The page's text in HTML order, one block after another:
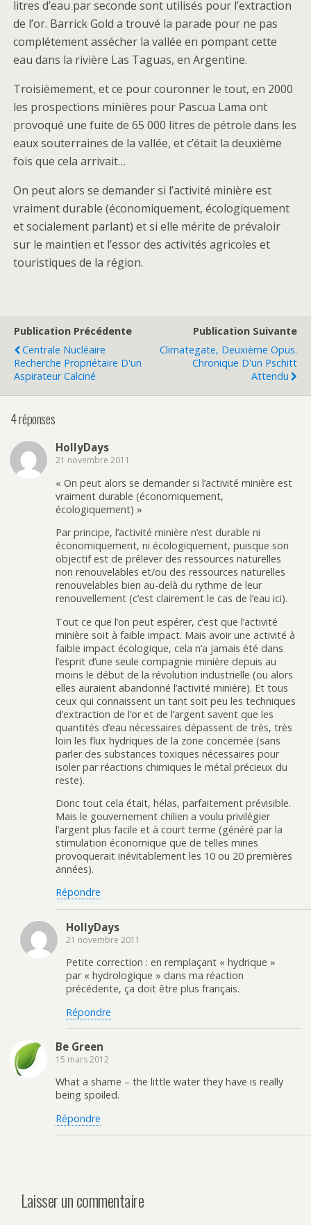
litres d’eau par seconde sont utilisés pour l’extraction
de l’or. Barrick Gold a trouvé la parade pour ne pas
complétement assécher la vallée en pompant cette
eau dans la rivière Las Taguas, en Argentine.
Troisièmement, et ce pour couronner le tout, en 2000
les prospections minières pour Pascua Lama ont
provoqué une fuite de 65 000 litres de pétrole dans les
eaux souterraines de la vallée, et c’était la deuxième
fois que cela arrivait…
On peut alors se demander si l’activité minière est
vraiment durable (économiquement, écologiquement
et socialement parlant) et si elle mérite de prévaloir
sur le maintien et l’essor des activités agricoles et
touristiques de la région.
Publication Précédente
Centrale Nucléaire
Recherche Propriétaire D'un
Aspirateur Calciné
Publication Suivante
Climategate, Deuxième Opus.
Chronique D'un Pschitt
Attendu
4 réponses
HollyDays
21 novembre 2011
« On peut alors se demander si l’activité minière est
vraiment durable (économiquement,
écologiquement) »
Par principe, l’activité minière n’est durable ni
économiquement, ni écologiquement, puisque son
objectif est de prélever des ressources naturelles
non renouvelables et/ou des ressources naturelles
renouvelables bien au-delà du rythme de leur
renouvellement (c’est clairement le cas de l’eau ici).
Tout ce que l’on peut espérer, c’est que l’activité
minière soit à faible impact. Mais avoir une activité à
faible impact écologique, cela n’a jamais été dans
l’esprit d’une seule compagnie minière depuis au
moins le début de la révolution industrielle (ou alors
elles auraient abandonné l’activité minière). Et tous
ceux qui connaissent un tant soit peu les techniques
d’extraction de l’or et de l’argent savent que les
quantités d’eau nécessaires dépassent de très, très
loin les flux hydriques de la zone concernée (sans
parler des substances toxiques nécessaires pour
isoler par réactions chimiques le métal précieux du
reste).
Donc tout cela était, hélas, parfaitement prévisible.
Mais le gouvernement chilien a voulu privilégier
l’argent plus facile et à court terme (généré par la
stimulation économique que de telles mines
provoquerait inévitablement les 10 ou 20 premières
années).
Répondre
HollyDays
21 novembre 2011
Petite correction : en remplaçant « hydrique »
par « hydrologique » dans ma réaction
précédente, ça doit être plus français.
Répondre
Be Green
15 mars 2012
What a shame – the little water they have is really
being spoiled.
Répondre
Laisser un commentaire